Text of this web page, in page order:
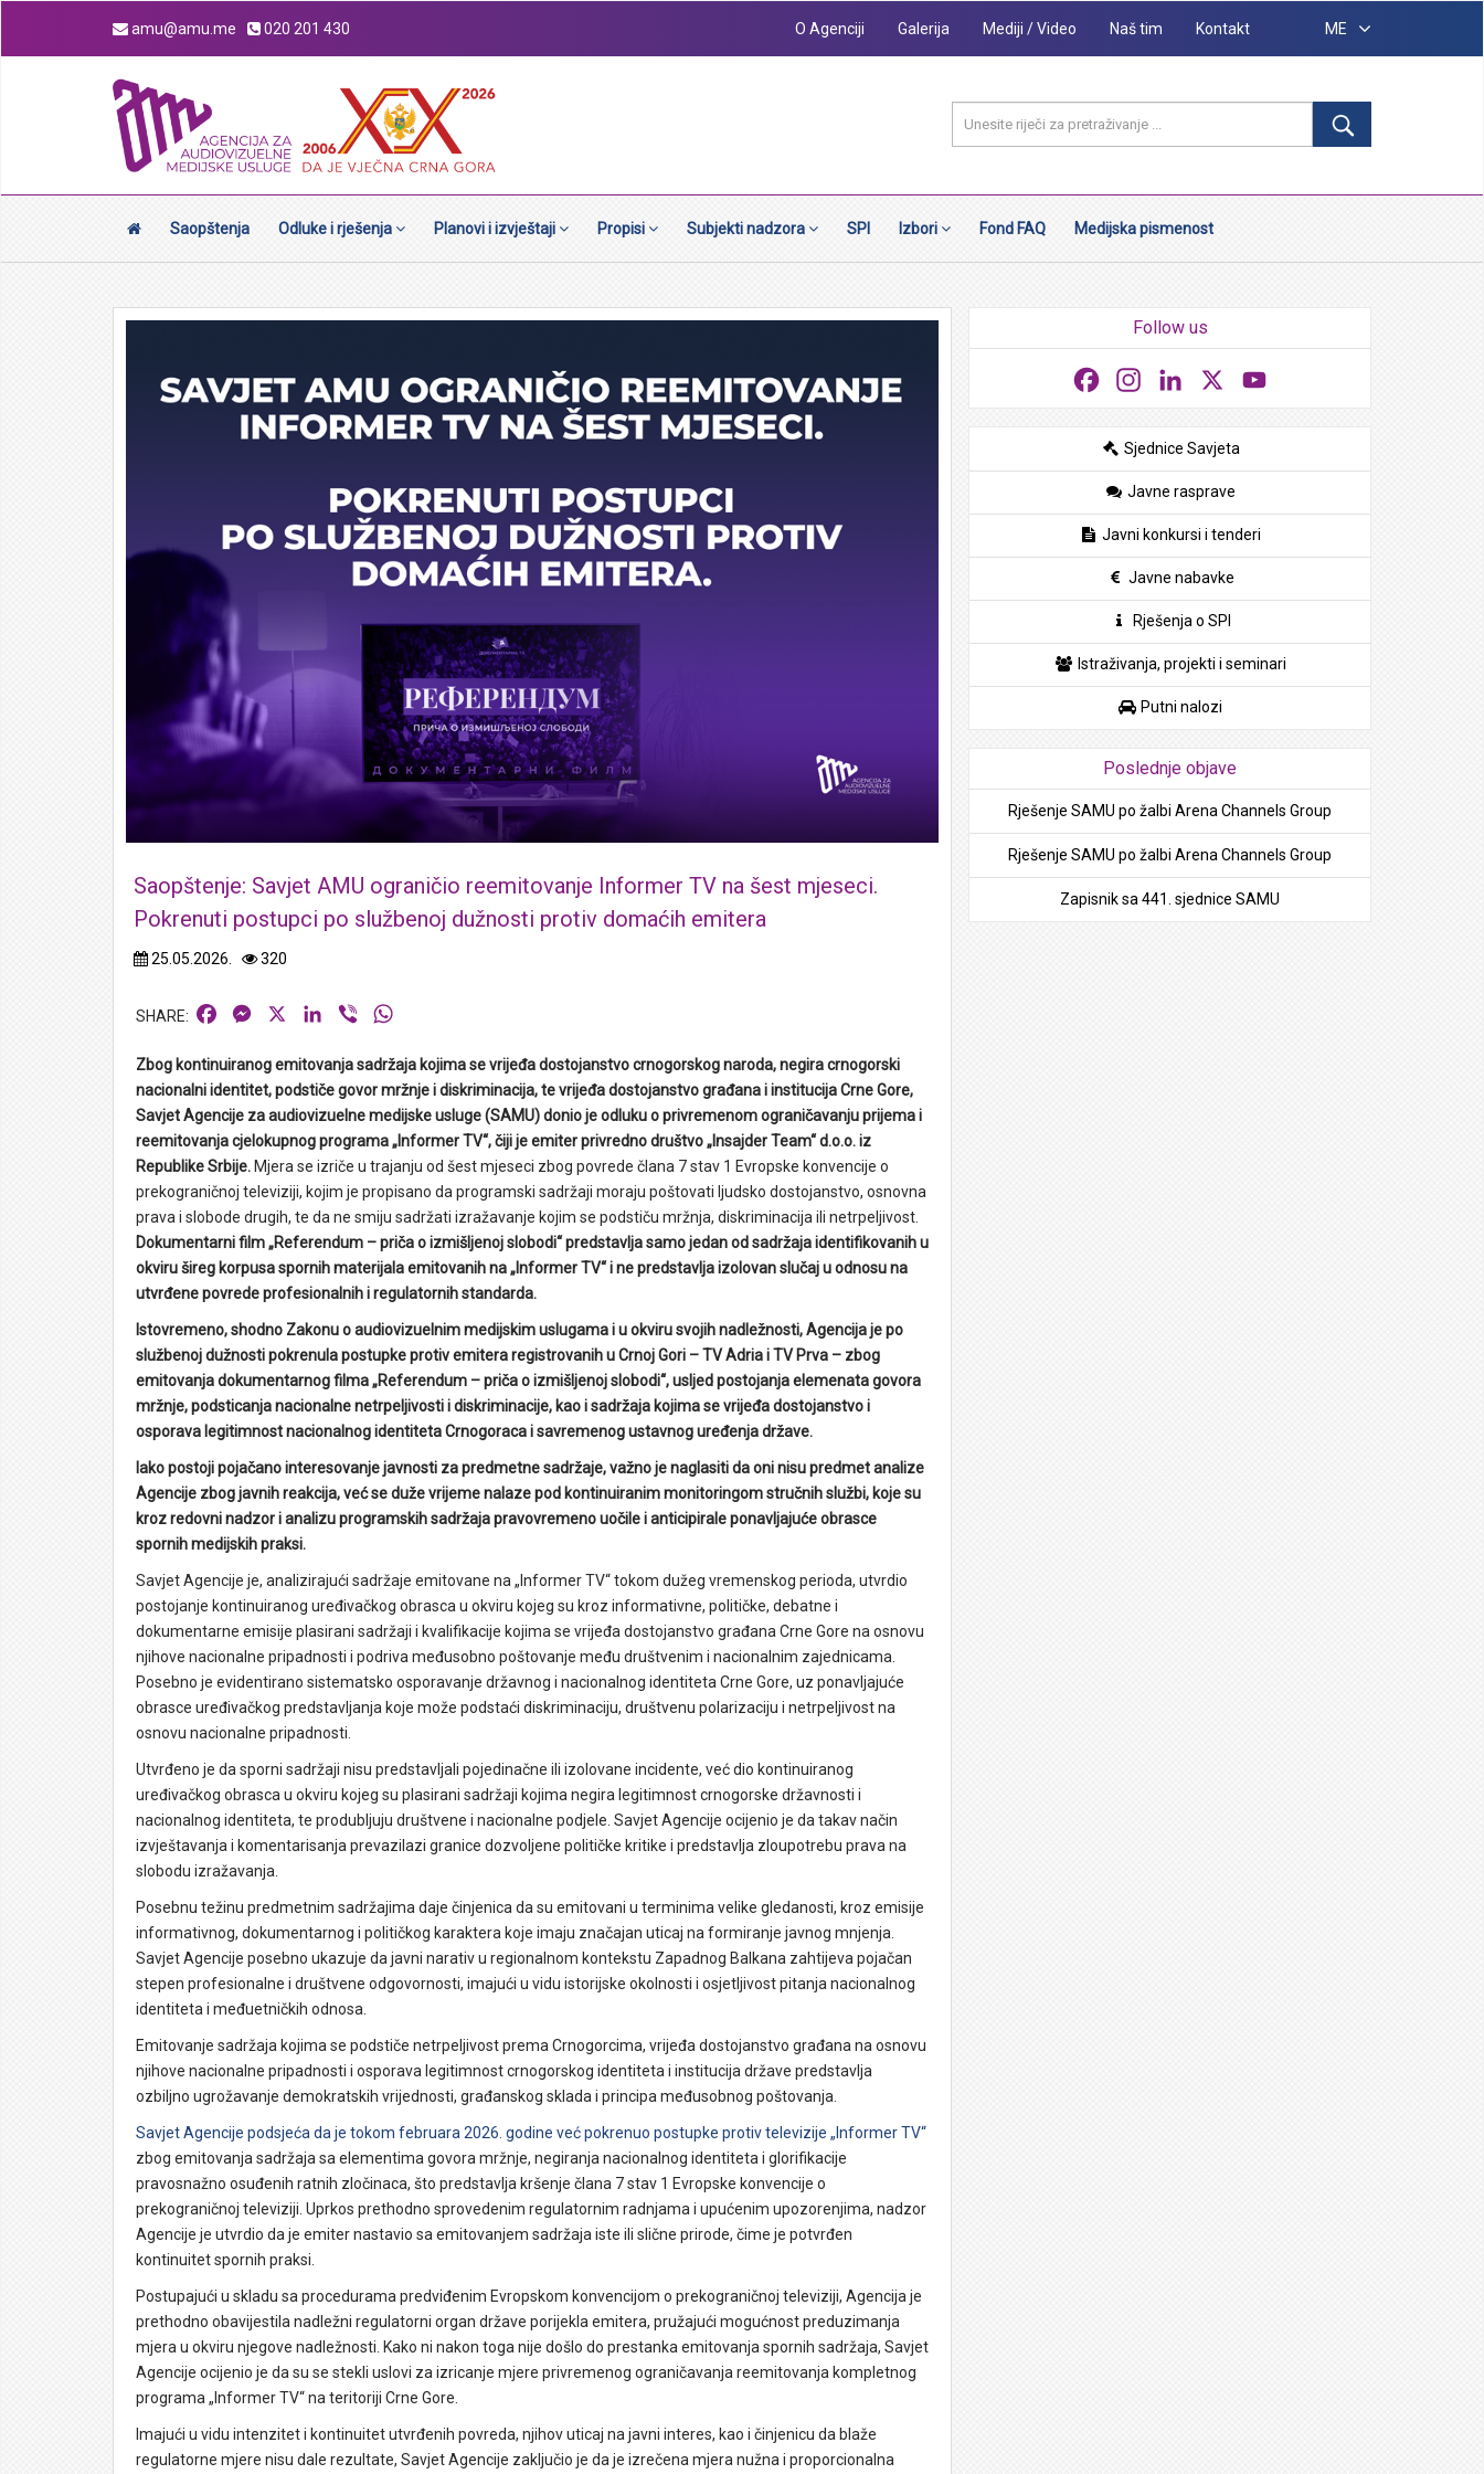
amu@amu.me 020 201 430 O Agenciji Galerija Mediji / Video Naš tim Kontakt ME
Saopštenja Odluke i rješenja Planovi i izvještaji Propisi Subjekti nadzora SPI Izbori Fond FAQ Medijska pismenost
Saopštenje: Savjet AMU ograničio reemitovanje Informer TV na šest mjeseci.
Pokrenuti postupci po službenoj dužnosti protiv domaćih emitera
25.05.2026. 320
FacebookMessengerLinkedIn
Viber
Zbog kontinuiranog emitovanja sadržaja kojima se vrijeđa dostojanstvo crnogorskog naroda, negira crnogorski
nacionalni identitet, podstiče govor mržnje i diskriminacija, te vrijeđa dostojanstvo građana i institucija Crne Gore,
Savjet Agencije za audiovizuelne medijske usluge (SAMU) donio je odluku o privremenom ograničavanju prijema i
reemitovanja cjelokupnog programa „Informer TV“, čiji je emiter privredno društvo „Insajder Team“ d.o.o. iz
Republike Srbije. Mjera se izriče u trajanju od šest mjeseci zbog povrede člana 7 stav 1 Evropske konvencije o
prekograničnoj televiziji, kojim je propisano da programski sadržaji moraju poštovati ljudsko dostojanstvo, osnovna
prava i slobode drugih, te da ne smiju sadržati izražavanje kojim se podstiču mržnja, diskriminacija ili netrpeljivost.
Dokumentarni film „Referendum – priča o izmišljenoj slobodi“ predstavlja samo jedan od sadržaja identifikovanih u
okviru šireg korpusa spornih materijala emitovanih na „Informer TV“ i ne predstavlja izolovan slučaj u odnosu na
utvrđene povrede profesionalnih i regulatornih standarda.
Istovremeno, shodno Zakonu o audiovizuelnim medijskim uslugama i u okviru svojih nadležnosti, Agencija je po
službenoj dužnosti pokrenula postupke protiv emitera registrovanih u Crnoj Gori – TV Adria i TV Prva – zbog
emitovanja dokumentarnog filma „Referendum – priča o izmišljenoj slobodi“, usljed postojanja elemenata govora
mržnje, podsticanja nacionalne netrpeljivosti i diskriminacije, kao i sadržaja kojima se vrijeđa dostojanstvo i
osporava legitimnost nacionalnog identiteta Crnogoraca i savremenog ustavnog uređenja države.
Iako postoji pojačano interesovanje javnosti za predmetne sadržaje, važno je naglasiti da oni nisu predmet analize
Agencije zbog javnih reakcija, već se duže vrijeme nalaze pod kontinuiranim monitoringom stručnih službi, koje su
kroz redovni nadzor i analizu programskih sadržaja pravovremeno uočile i anticipirale ponavljajuće obrasce
spornih medijskih praksi.
Savjet Agencije je, analizirajući sadržaje emitovane na „Informer TV“ tokom dužeg vremenskog perioda, utvrdio
postojanje kontinuiranog uređivačkog obrasca u okviru kojeg su kroz informativne, političke, debatne i
dokumentarne emisije plasirani sadržaji i kvalifikacije kojima se vrijeđa dostojanstvo građana Crne Gore na osnovu
njihove nacionalne pripadnosti i podriva međusobno poštovanje među društvenim i nacionalnim zajednicama.
Posebno je evidentirano sistematsko osporavanje državnog i nacionalnog identiteta Crne Gore, uz ponavljajuće
obrasce uređivačkog predstavljanja koje može podstaći diskriminaciju, društvenu polarizaciju i netrpeljivost na
osnovu nacionalne pripadnosti.
Utvrđeno je da sporni sadržaji nisu predstavljali pojedinačne ili izolovane incidente, već dio kontinuiranog
uređivačkog obrasca u okviru kojeg su plasirani sadržaji kojima negira legitimnost crnogorske državnosti i
nacionalnog identiteta, te produbljuju društvene i nacionalne podjele. Savjet Agencije ocijenio je da takav način
izvještavanja i komentarisanja prevazilazi granice dozvoljene političke kritike i predstavlja zloupotrebu prava na
slobodu izražavanja.
Posebnu težinu predmetnim sadržajima daje činjenica da su emitovani u terminima velike gledanosti, kroz emisije
informativnog, dokumentarnog i političkog karaktera koje imaju značajan uticaj na formiranje javnog mnjenja.
Savjet Agencije posebno ukazuje da javni narativ u regionalnom kontekstu Zapadnog Balkana zahtijeva pojačan
stepen profesionalne i društvene odgovornosti, imajući u vidu istorijske okolnosti i osjetljivost pitanja nacionalnog
identiteta i međuetničkih odnosa.
Emitovanje sadržaja kojima se podstiče netrpeljivost prema Crnogorcima, vrijeđa dostojanstvo građana na osnovu
njihove nacionalne pripadnosti i osporava legitimnost crnogorskog identiteta i institucija države predstavlja
ozbiljno ugrožavanje demokratskih vrijednosti, građanskog sklada i principa međusobnog poštovanja.
Savjet Agencije podsjeća da je tokom februara 2026. godine već pokrenuo postupke protiv televizije „Informer TV“
zbog emitovanja sadržaja sa elementima govora mržnje, negiranja nacionalnog identiteta i glorifikacije
pravosnažno osuđenih ratnih zločinaca, što predstavlja kršenje člana 7 stav 1 Evropske konvencije o
prekograničnoj televiziji. Uprkos prethodno sprovedenim regulatornim radnjama i upućenim upozorenjima, nadzor
Agencije je utvrdio da je emiter nastavio sa emitovanjem sadržaja iste ili slične prirode, čime je potvrđen
kontinuitet spornih praksi.
Postupajući u skladu sa procedurama predviđenim Evropskom konvencijom o prekograničnoj televiziji, Agencija je
prethodno obavijestila nadležni regulatorni organ države porijekla emitera, pružajući mogućnost preduzimanja
mjera u okviru njegove nadležnosti. Kako ni nakon toga nije došlo do prestanka emitovanja spornih sadržaja, Savjet
Agencije ocijenio je da su se stekli uslovi za izricanje mjere privremenog ograničavanja reemitovanja kompletnog
programa „Informer TV“ na teritoriji Crne Gore.
Imajući u vidu intenzitet i kontinuitet utvrđenih povreda, njihov uticaj na javni interes, kao i činjenicu da blaže
regulatorne mjere nisu dale rezultate, Savjet Agencije zaključio je da je izrečena mjera nužna i proporcionalna
Follow us
FacebookInstagramLinkedIn
Sjednice Savjeta
Javne rasprave
Javni konkursi i tenderi
Javne nabavke
Rješenja o SPI
Istraživanja, projekti i seminari
Putni nalozi
Poslednje objave
Rješenje SAMU po žalbi Arena Channels Group
Rješenje SAMU po žalbi Arena Channels Group
Zapisnik sa 441. sjednice SAMU